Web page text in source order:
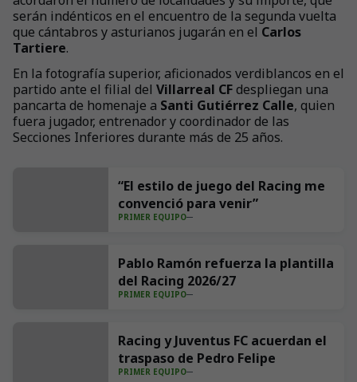
serán indénticos en el encuentro de la segunda vuelta
que cántabros y asturianos jugarán en el Carlos
Tartiere.
En la fotografía superior, aficionados verdiblancos en el
partido ante el filial del Villarreal CFdespliegan una
pancarta de homenaje a Santi Gutiérrez Calle, quien
fuera jugador, entrenador y coordinador de las
Secciones Inferiores durante más de 25 años.
“El estilo de juego del Racing me
convenció para venir”
PRIMER EQUIPO
Pablo Ramón refuerza la plantilla
del Racing 2026/27
PRIMER EQUIPO
Racing y Juventus FC acuerdan el
traspaso de Pedro Felipe
PRIMER EQUIPO